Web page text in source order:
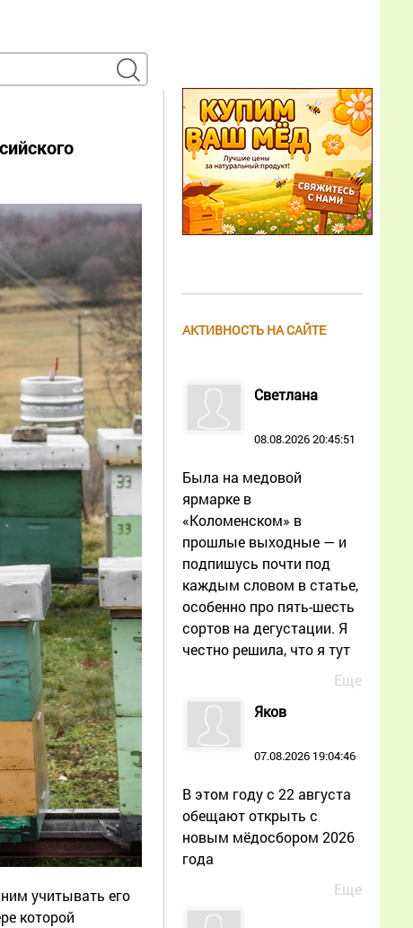
учитывать его
которой
АКТИВНОСТЬ НА САЙТЕ
Светлана
08.08.2026 20:45:51
Была на медовой
ярмарке в
«Коломенском» в
прошлые выходные — и
подпишусь почти под
каждым словом в статье,
особенно про пять-шесть
сортов на дегустации. Я
честно решила, что я тут
Еще
Яков
07.08.2026 19:04:46
В этом году с 22 августа
обещают открыть с
новым мёдосбором 2026
года
Еще